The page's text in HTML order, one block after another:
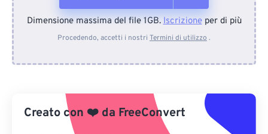
Dal dispositivo
Da Google Drive
Dimensione massima del file 1GB.Iscrizioneper di più
Procedendo, accetti i nostri Termini di utilizzo .
Creato con ❤️ da FreeConvert